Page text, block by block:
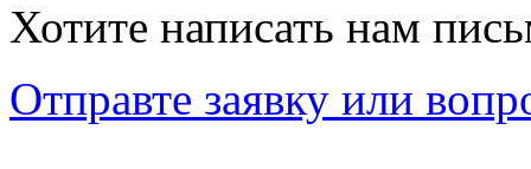
Хотите написать нам
Отправте заявку или